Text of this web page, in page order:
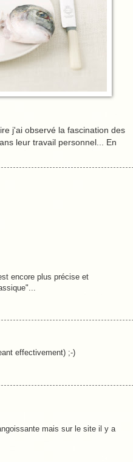
j'ai observé la fascination des
leur travail personnel... En
encore plus précise et
effectivement) ;-)
mais sur le site il y a